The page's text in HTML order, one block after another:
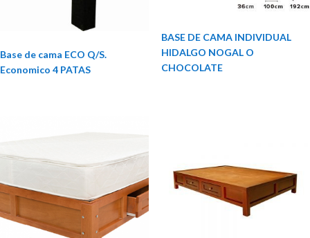
Base de cama ECO Q/S.
Economico 4 PATAS
BASE DE CAMA INDIVIDUAL
HIDALGO NOGAL O
CHOCOLATE